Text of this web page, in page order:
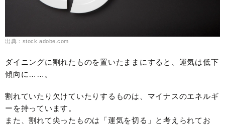
出典：stock.adobe.com
ダイニングに割れたものを置いたままにすると、運気は低下
傾向に……。
割れていたり欠けていたりするものは、マイナスのエネルギ
ーを持っています。
また、割れて尖ったものは「運気を切る」と考えられてお